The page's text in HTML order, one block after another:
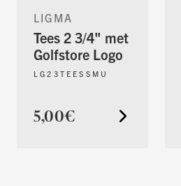
LIGMA
Tees 2 3/4" met
Golfstore Logo
LG23TEESSMU
5,00€